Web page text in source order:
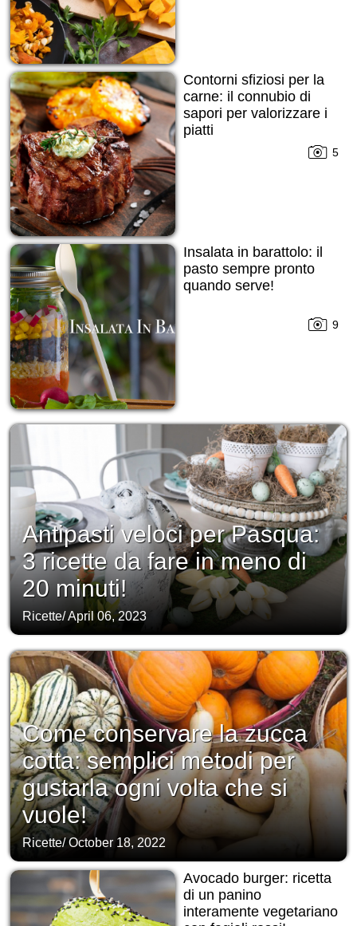
Contorni sfiziosi per la
carne: il connubio di
sapori per valorizzare i
piatti
5
Insalata in barattolo: il
pasto sempre pronto
quando serve!
9
Antipasti veloci per Pasqua:
3 ricette da fare in meno di
20 minuti!
Ricette/April 06, 2023
Come conservare la zucca
cotta: semplici metodi per
gustarla ogni volta che si
vuole!
Ricette/October 18, 2022
Avocado burger: ricetta
di un panino
interamente vegetariano